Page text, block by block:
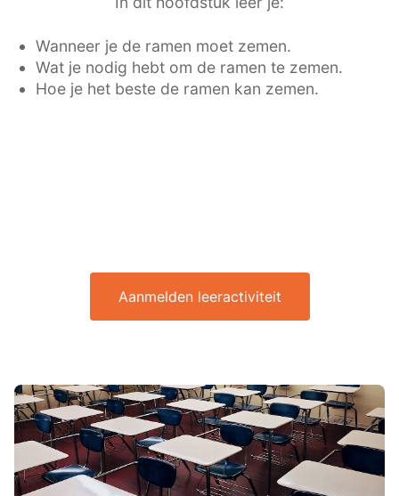
Wanneer je de ramen moet zemen.
Wat je nodig hebt om de ramen te zemen.
Hoe je het beste de ramen kan zemen.
Aanmelden leeractiviteit